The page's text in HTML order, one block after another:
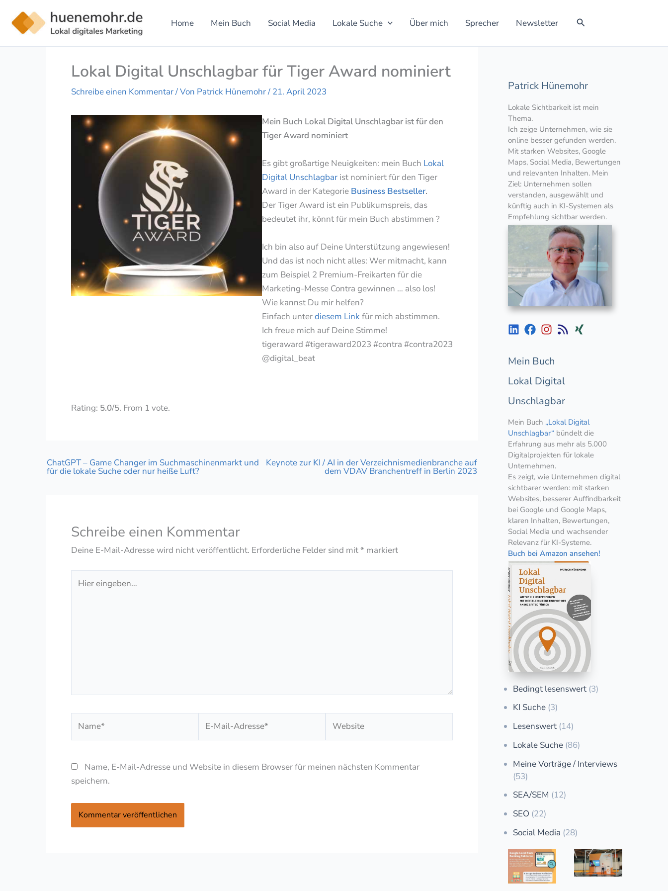
Inhalt
springen
Home Mein Buch Social Media Lokale Suche Über mich Sprecher Newsletter Suchen
Lokal Digital Unschlagbar für Tiger Award nominiert
Schreibe einen Kommentar/ Von Patrick Hünemohr/ 21. April 2023
Mein Buch Lokal Digital Unschlagbar ist für den
Tiger Award nominiert
Es gibt großartige Neuigkeiten: mein Buch Lokal
Digital Unschlagbar ist nominiert für den Tiger
Award in der Kategorie Business Bestseller.
Der Tiger Award ist ein Publikumspreis, das
bedeutet ihr, könnt für mein Buch abstimmen ?
Ich bin also auf Deine Unterstützung angewiesen!
Und das ist noch nicht alles: Wer mitmacht, kann
zum Beispiel 2 Premium-Freikarten für die
Marketing-Messe Contra gewinnen … also los!
Wie kannst Du mir helfen?
Einfach unterdiesem Linkfür mich abstimmen.
Ich freue mich auf Deine Stimme!
tigeraward #tigeraward2023 #contra #contra2023
@digital_beat
Rating: 5.0/5. From 1 vote.
ChatGPT – Game Changer im Suchmaschinenmarkt und
für die lokale Suche oder nur heiße Luft?
Keynote zur KI / AI in der Verzeichnismedienbranche auf
dem VDAV Branchentreff in Berlin 2023
Schreibe einen Kommentar
Deine E-Mail-Adresse wird nicht veröffentlicht. Erforderliche Felder sind mit* markiert
eingeben…
Name, E-Mail-Adresse und Website in diesem Browser für meinen nächsten Kommentar
speichern.
Patrick Hünemohr
Lokale Sichtbarkeit ist mein
Thema.
Ich zeige Unternehmen, wie sie
online besser gefunden werden.
Mit starken Websites, Google
Maps, Social Media, Bewertungen
und relevanten Inhalten. Mein
Ziel: Unternehmen sollen
verstanden, ausgewählt und
künftig auch in KI-Systemen als
Empfehlung sichtbar werden.
Mein Buch
Lokal Digital
Unschlagbar
Mein Buch „Lokal Digital
Unschlagbar“ bündelt die
Erfahrung aus mehr als 5.000
Digitalprojekten für lokale
Unternehmen.
Es zeigt, wie Unternehmen digital
sichtbarer werden: mit starken
Websites, besserer Auffindbarkeit
bei Google und Google Maps,
klaren Inhalten, Bewertungen,
Social Media und wachsender
Relevanz für KI-Systeme.
Buch bei Amazon ansehen!
Bedingt lesenswert (3)
KI Suche (3)
Lesenswert (14)
Lokale Suche (86)
Meine Vorträge / Interviews
(53)
SEA/SEM (12)
SEO (22)
Social Media (28)